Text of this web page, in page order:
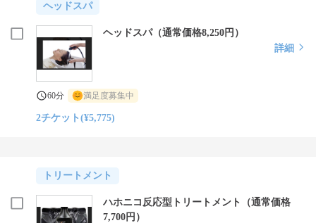
ヘッドスパ
ヘッドスパ（通常価格8,250円）
詳細
60分 満足度募集中
2チケット(¥5,775)
トリートメント
ハホニコ反応型トリートメント（通常価格
7,700円）